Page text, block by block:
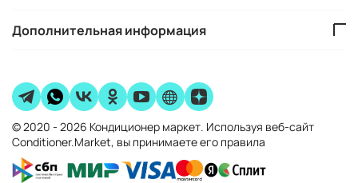
Дополнительная информация
© 2020 - 2026 Кондиционер маркет. Используя веб-сайт
Conditioner.Market, вы принимаете его правила